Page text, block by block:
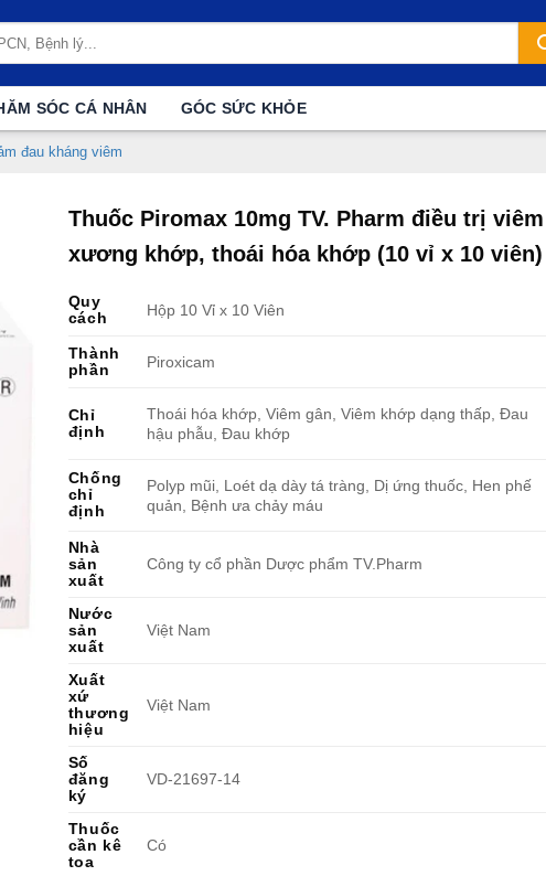
SÓC CÁ NHÂN GÓC SỨC KHỎE
đau kháng viêm
Thuốc Piromax 10mg TV. Pharm điều trị viêm
xương khớp, thoái hóa khớp (10 vỉ x 10 viên)
Quy
cách
Hộp 10 Vỉ x 10 Viên
Thành
phần
Piroxicam
Chỉ
định
Thoái hóa khớp, Viêm gân, Viêm khớp dạng thấp, Đau
hậu phẫu, Đau khớp
Chống
chỉ
định
Polyp mũi, Loét dạ dày tá tràng, Dị ứng thuốc, Hen phế
quản, Bệnh ưa chảy máu
Nhà
sản
xuất
Công ty cổ phần Dược phẩm TV.Pharm
Nước
sản
xuất
Việt Nam
Xuất
xứ
thương
hiệu
Việt Nam
Số
đăng
ký
VD-21697-14
Thuốc
cần kê
toa
Có